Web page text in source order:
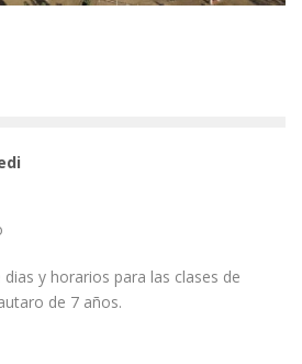
y horarios para las clases de
de 7 años.